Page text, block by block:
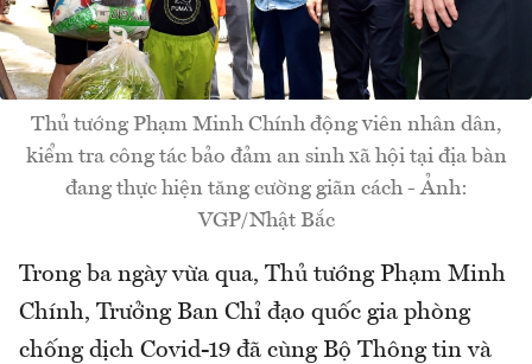
Thủ tướng Phạm Minh Chính động viên nhân dân,
kiểm tra công tác bảo đảm an sinh xã hội tại địa bàn
đang thực hiện tăng cường giãn cách - Ảnh:
VGP/Nhật Bắc
Trong ba ngày vừa qua, Thủ tướng Phạm Minh
Chính, Trưởng Ban Chỉ đạo quốc gia phòng
chống dịch Covid-19 đã cùng Bộ Thông tin và